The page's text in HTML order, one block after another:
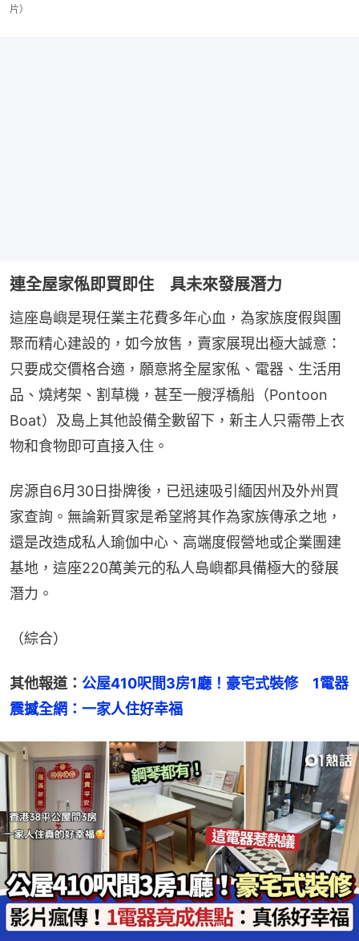
片）
連全屋家俬即買即住 具未來發展潛力
這座島嶼是現任業主花費多年心血，為家族度假與團
聚而精心建設的，如今放售，賣家展現出極大誠意：
只要成交價格合適，願意將全屋家俬、電器、生活用
品、燒烤架、割草機，甚至一艘浮橋船（Pontoon
Boat）及島上其他設備全數留下，新主人只需帶上衣
物和食物即可直接入住。
房源自6月30日掛牌後，已迅速吸引緬因州及外州買
家查詢。無論新買家是希望將其作為家族傳承之地，
還是改造成私人瑜伽中心、高端度假營地或企業團建
基地，這座220萬美元的私人島嶼都具備極大的發展
潛力。
（綜合）
其他報道： 公屋410呎間3房1廳！豪宅式裝修　1電器
震撼全網：一家人住好幸福